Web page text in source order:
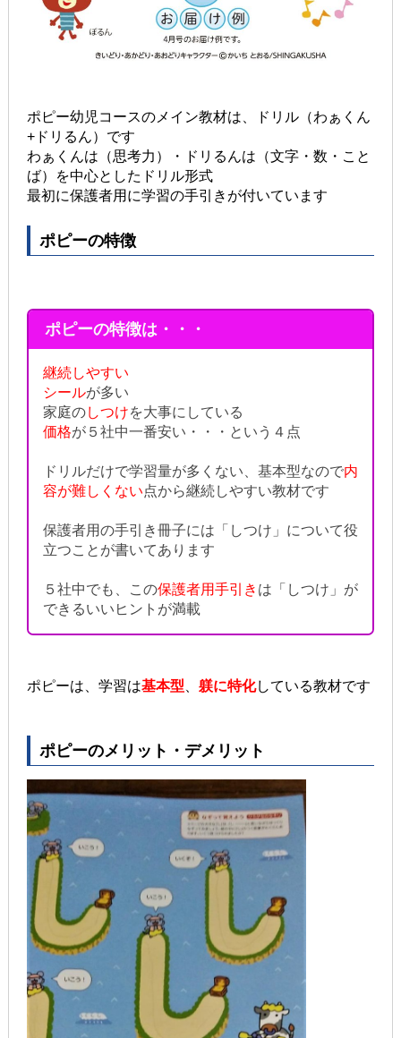
ポピー幼児コースのメイン教材は、ドリル（わぁくん
+ドリるん）です
わぁくんは（思考力）・ドリるんは（文字・数・こと
ば）を中心としたドリル形式
最初に保護者用に学習の手引きが付いています
ポピーの特徴
ポピーの特徴は・・・
継続しやすい
シールが多い
家庭のしつけを大事にしている
価格が５社中一番安い・・・という４点
ドリルだけで学習量が多くない、基本型なので内
容が難しくない点から継続しやすい教材です
保護者用の手引き冊子には「しつけ」について役
立つことが書いてあります
５社中でも、この保護者用手引き は「しつけ」が
できるいいヒントが満載
ポピーは、学習は基本型 躾に特化している教材です
ポピーのメリット・デメリット